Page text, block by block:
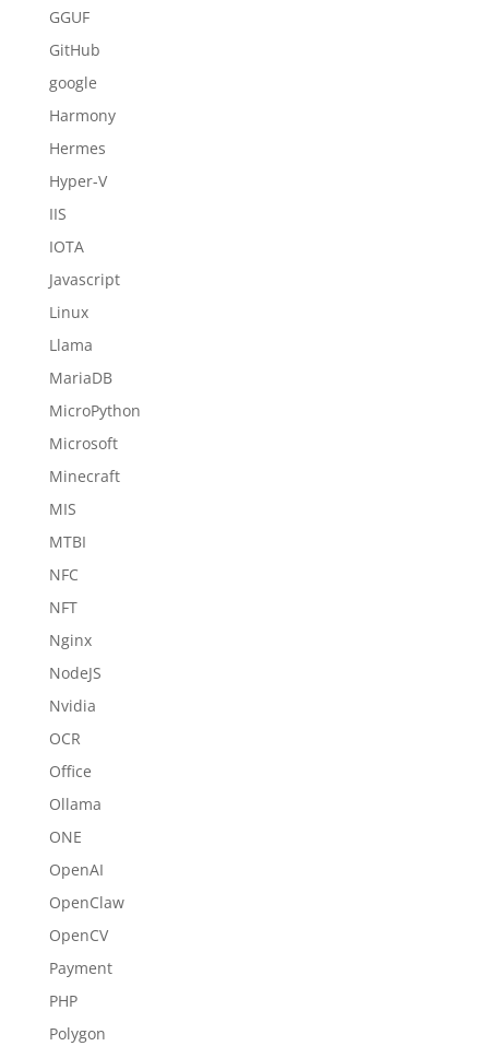
GGUF
GitHub
google
Harmony
Hermes
Hyper-V
IIS
IOTA
Javascript
Linux
Llama
MariaDB
MicroPython
Microsoft
Minecraft
MIS
MTBI
NFC
NFT
Nginx
NodeJS
Nvidia
OCR
Office
Ollama
ONE
OpenAI
OpenClaw
OpenCV
Payment
PHP
Polygon